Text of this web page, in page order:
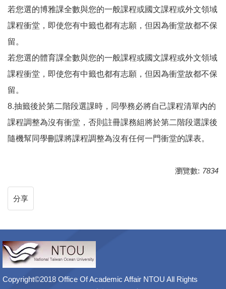
若您選的博雅課全數與您的一般課程或國文課程或外文領域
課程衝堂，即使您有中籤也都有志願，但因為衝堂故都不保
留。
若您選的體育課全數與您的一般課程或國文課程或外文領域
課程衝堂，即使您有中籤也都有志願，但因為衝堂故都不保
留。
8.抽籤後於第二階段選課時，同學務必將自己課程清單內的
課程調整為沒有衝堂，否則註冊課務組將於第二階段選課後
隨機幫同學刪課將課程調整為沒有任何一門衝堂的課表。
瀏覽數: 7834
分享
Copyright©2018 Office Of Academic Affair NTOU All Rights